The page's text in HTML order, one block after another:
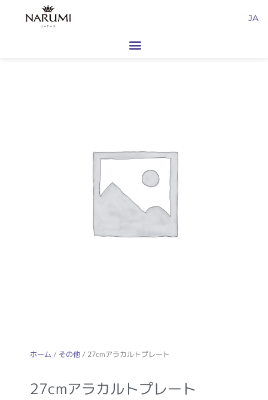
JA
ホーム / その他/ 27cmアラカルトプレート
27cmアラカルトプレート